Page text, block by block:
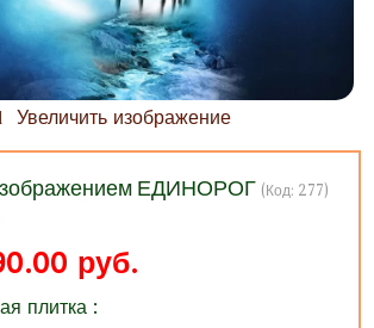
Увеличить изображение
ЕДИНОРОГ (Код: 277)
руб.
плитка :